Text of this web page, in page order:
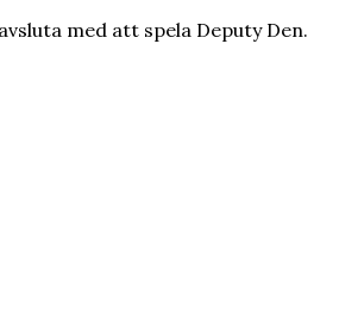
med att spela Deputy Den.